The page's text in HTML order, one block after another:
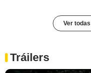
Ver
Tráilers